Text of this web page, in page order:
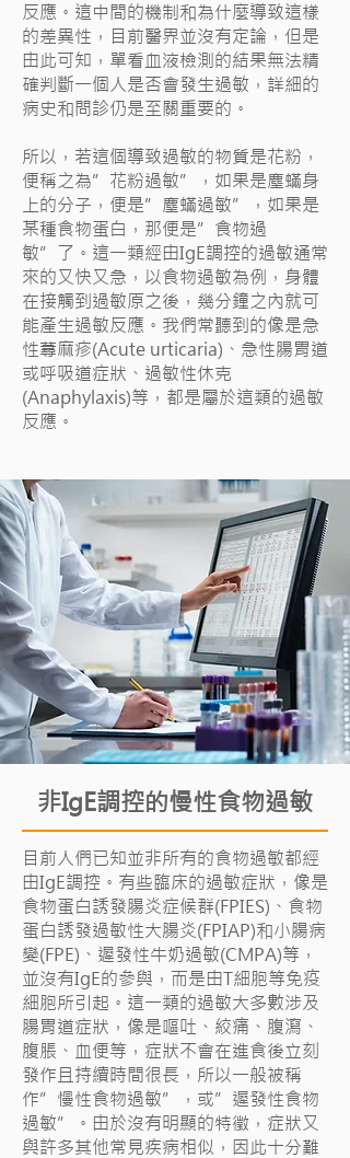
反應。這中間的機制和為什麼導致這樣
的差異性，目前醫界並沒有定論，但是
由此可知，單看血液檢測的結果無法精
確判斷一個人是否會發生過敏，詳細的
病史和問診仍是至關重要的。
所以，若這個導致過敏的物質是花粉，
便稱之為”花粉過敏”，如果是塵蟎身
上的分子，便是”塵蟎過敏”，如果是
某種食物蛋白，那便是”食物過
敏”了。這一類經由IgE調控的過敏通常
來的又快又急，以食物過敏為例，身體
在接觸到過敏原之後，幾分鐘之內就可
能產生過敏反應。我們常聽到的像是急
性蕁麻疹(Acute urticaria)、急性腸胃道
或呼吸道症狀、過敏性休克
(Anaphylaxis)等，都是屬於這類的過敏
反應。
非IgE調控的慢性食物過敏
目前人們已知並非所有的食物過敏都經
由IgE調控。有些臨床的過敏症狀，像是
食物蛋白誘發腸炎症候群(FPIES)、食物
蛋白誘發過敏性大腸炎(FPIAP)和小腸病
變(FPE)、遲發性牛奶過敏(CMPA)等，
並沒有IgE的參與，而是由T細胞等免疫
細胞所引起。這一類的過敏大多數涉及
腸胃道症狀，像是嘔吐、絞痛、腹瀉、
腹脹、血便等，症狀不會在進食後立刻
發作且持續時間很長，所以一般被稱
作”慢性食物過敏”，或”遲發性食物
過敏”。由於沒有明顯的特徵，症狀又
與許多其他常見疾病相似，因此十分難